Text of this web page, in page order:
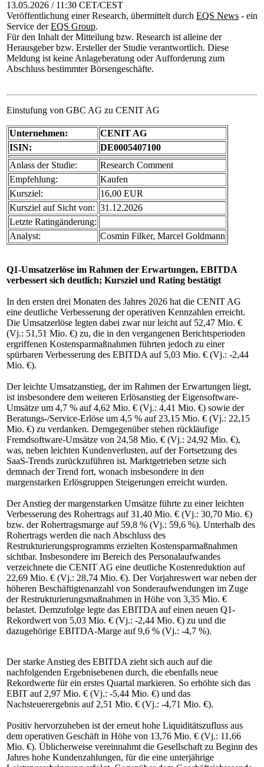
13.05.2026 / 11:30 CET/CEST
Veröffentlichung einer Research, übermittelt durch EQS News - ein
Service derEQS Group.
Für den Inhalt der Mitteilung bzw. Research ist alleine der
Herausgeber bzw. Ersteller der Studie verantwortlich. Diese
Meldung ist keine Anlageberatung oder Aufforderung zum
Abschluss bestimmter Börsengeschäfte.
Einstufung von GBC AG zu CENIT AG
Unternehmen:
CENIT AG
ISIN:
DE0005407100
Anlass der Studie:
Research Comment
Empfehlung:
Kaufen
Kursziel:
16,00 EUR
Kursziel auf Sicht von: 31.12.2026
Letzte Ratingänderung:
Analyst:
Cosmin Filker, Marcel Goldmann
Q1-Umsatzerlöse im Rahmen der Erwartungen, EBITDA
verbessert sich deutlich; Kursziel und Rating bestätigt
In den ersten drei Monaten des Jahres 2026 hat die CENIT AG
eine deutliche Verbesserung der operativen Kennzahlen erreicht.
Die Umsatzerlöse legten dabei zwar nur leicht auf 52,47 Mio. €
(Vj.: 51,51 Mio. €) zu, die in den vergangenen Berichtsperioden
ergriffenen Kostensparmaßnahmen führten jedoch zu einer
spürbaren Verbesserung des EBITDA auf 5,03 Mio. € (Vj.: -2,44
Mio. €).
Der leichte Umsatzanstieg, der im Rahmen der Erwartungen liegt,
ist insbesondere dem weiteren Erlösanstieg der Eigensoftware-
Umsätze um 4,7 % auf 4,62 Mio. € (Vj.: 4,41 Mio. €) sowie der
Beratungs-/Service-Erlöse um 4,5 % auf 23,15 Mio. € (Vj.: 22,15
Mio. €) zu verdanken. Demgegenüber stehen rückläufige
Fremdsoftware-Umsätze von 24,58 Mio. € (Vj.: 24,92 Mio. €),
was, neben leichten Kundenverlusten, auf der Fortsetzung des
SaaS-Trends zurückzuführen ist. Marktgetrieben setzte sich
demnach der Trend fort, wonach insbesondere in den
margenstarken Erlösgruppen Steigerungen erreicht wurden.
Der Anstieg der margenstarken Umsätze führte zu einer leichten
Verbesserung des Rohertrags auf 31,40 Mio. € (Vj.: 30,70 Mio. €)
bzw. der Rohertragsmarge auf 59,8 % (Vj.: 59,6 %). Unterhalb des
Rohertrags werden die nach Abschluss des
Restrukturierungsprogramms erzielten Kostensparmaßnahmen
sichtbar. Insbesondere im Bereich des Personalaufwandes
verzeichnete die CENIT AG eine deutliche Kostenreduktion auf
22,69 Mio. € (Vj.: 28,74 Mio. €). Der Vorjahreswert war neben der
höheren Beschäftigtenanzahl von Sonderaufwendungen im Zuge
der Restrukturierungsmaßnahmen in Höhe von 3,35 Mio. €
belastet. Demzufolge legte das EBITDA auf einen neuen Q1-
Rekordwert von 5,03 Mio. € (Vj.: -2,44 Mio. €) zu und die
dazugehörige EBITDA-Marge auf 9,6 % (Vj.: -4,7 %).
Der starke Anstieg des EBITDA zieht sich auch auf die
nachfolgenden Ergebnisebenen durch, die ebenfalls neue
Rekordwerte für ein erstes Quartal markieren. So erhöhte sich das
EBIT auf 2,97 Mio. € (Vj.: -5,44 Mio. €) und das
Nachsteuerergebnis auf 2,51 Mio. € (Vj.: -4,71 Mio. €).
Positiv hervorzuheben ist der erneut hohe Liquiditätszufluss aus
dem operativen Geschäft in Höhe von 13,76 Mio. € (Vj.: 11,66
Mio. €). Üblicherweise vereinnahmt die Gesellschaft zu Beginn des
Jahres hohe Kundenzahlungen, für die eine unterjährige